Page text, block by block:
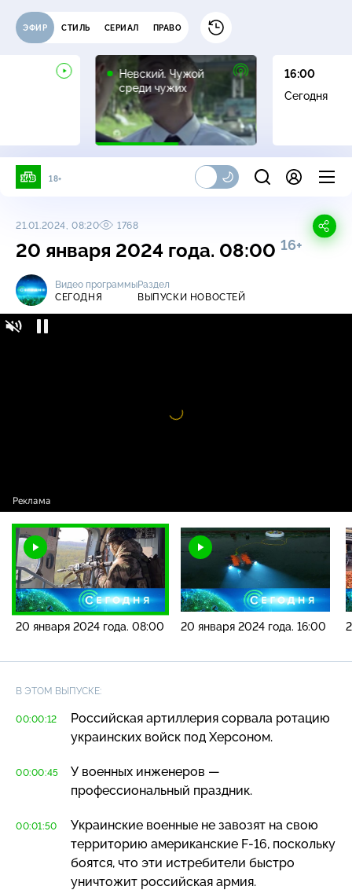
ЭФИР СТИЛЬ СЕРИАЛ ПРАВО
Невский. Чужой
среди чужих
16+
16:00
Сегодня
18+
21.01.2024, 08:20 1768
20 января 2024 года. 08:00 16+
Видео программы
СЕГОДНЯ
Раздел
ВЫПУСКИ НОВОСТЕЙ
Видео
проигрыватель
20 января 2024 года. 08:00 20 января 2024 года. 16:00
В ЭТОМ ВЫПУСКЕ:
00:00:12
Российская артиллерия сорвала ротацию
украинских войск под Херсоном.
00:00:45
У военных инженеров —
профессиональный праздник.
00:01:50
Украинские военные не завозят на свою
территорию американские F-16, поскольку
боятся, что эти истребители быстро
уничтожит российская армия.